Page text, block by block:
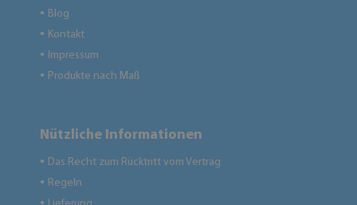
● Blog
● Kontakt
● Impressum
● Produkte nach Maß
Nützliche Informationen
● Das Recht zum Rücktritt vom Vertrag
● Regeln
●